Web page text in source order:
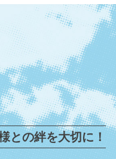
との絆を大切に！